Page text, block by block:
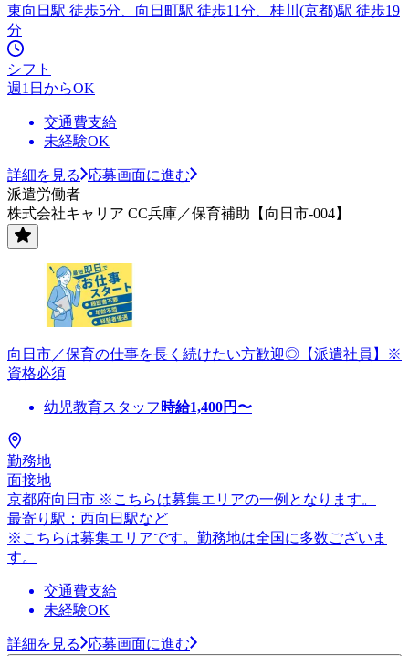
東向日駅 徒歩5分、向日町駅 徒歩11分、桂川(京都)駅 徒歩19
分
シフト
週1日からOK
交通費支給
未経験OK
詳細を見る
応募画面に進む
派遣労働者
株式会社キャリア CC兵庫／保育補助【向日市-004】
向日市／保育の仕事を長く続けたい方歓迎◎【派遣社員】※
資格必須
幼児教育スタッフ 時給1,400円〜
勤務地
面接地
京都府向日市 ※こちらは募集エリアの一例となります。
最寄り駅：西向日駅など
※こちらは募集エリアです。勤務地は全国に多数ございま
す。
交通費支給
未経験OK
詳細を見る 応募画面に進む